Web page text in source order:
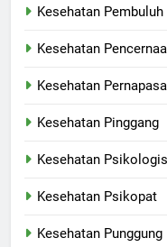
Kesehatan Pembuluh
Kesehatan
Kesehatan
Kesehatan Pinggang
Kesehatan Psikologis
Kesehatan Psikopat
Kesehatan Punggung